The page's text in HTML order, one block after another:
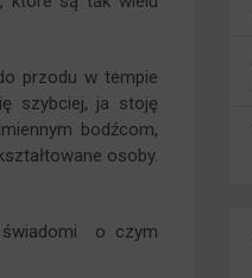
przodu w tempie
szybciej, ja stoję
bodźcom,
osoby.
świadomi o czym